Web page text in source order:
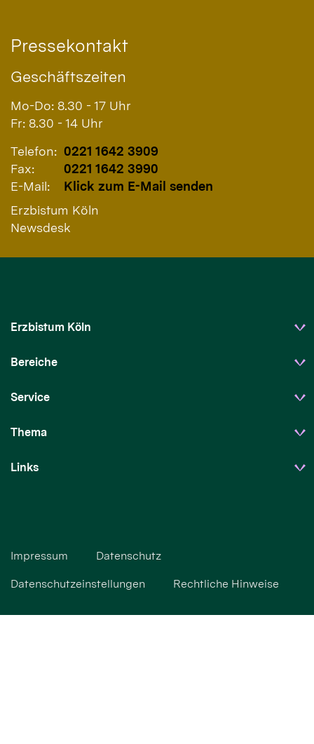
Pressekontakt
Geschäftszeiten
Mo-Do: 8.30 - 17 Uhr
Fr: 8.30 - 14 Uhr
Telefon: 0221 1642 3909
Fax:
0221 1642 3990
E-Mail:
Klick zum E-Mail senden
Erzbistum Köln
Newsdesk
Erzbistum Köln
Bereiche
Service
Thema
Links
Impressum Datenschutz
Datenschutzeinstellungen Rechtliche Hinweise